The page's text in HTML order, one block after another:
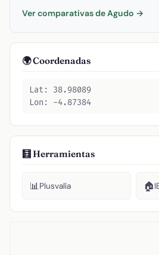
Ver comparativas de Agudo →
🌍 Coordenadas
Lat: 38.98089
Lon: -4.87384
🧮 Herramientas
📊Plusvalía 🏠